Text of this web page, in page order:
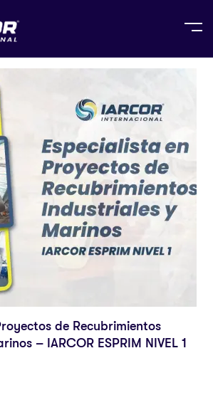
de Recubrimientos
– IARCOR ESPRIM NIVEL 1